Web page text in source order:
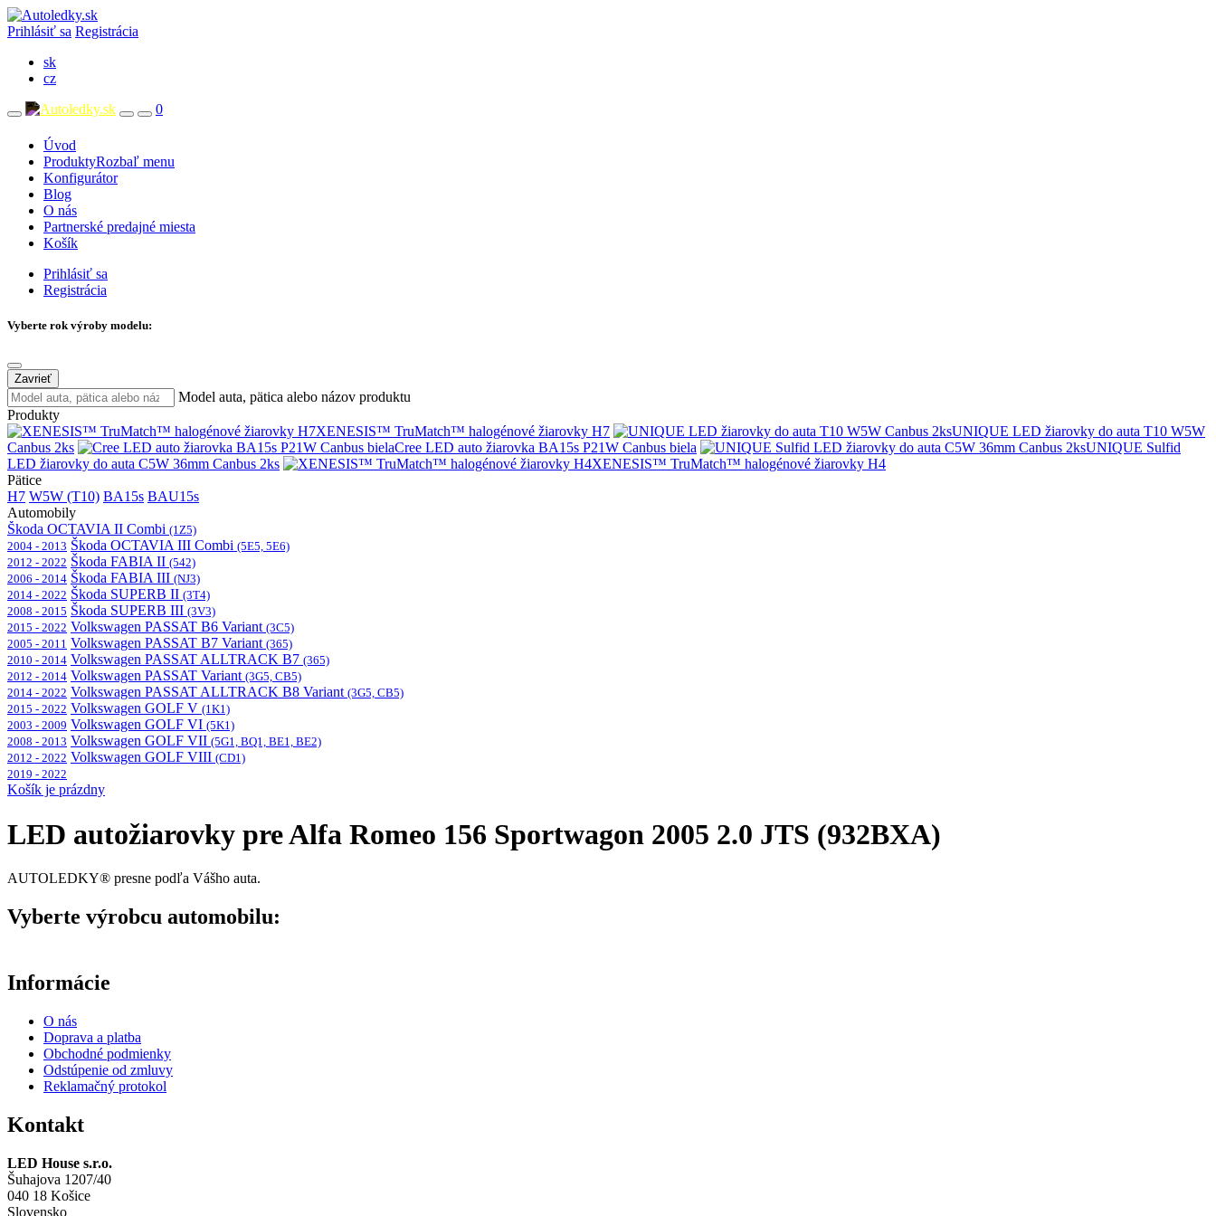
Prihlásiť sa Registrácia
sk
cz
0
Úvod
ProduktyRozbaľ menu
Konfigurátor
Blog
O nás
Partnerské predajné miesta
Košík
Prihlásiť sa
Registrácia
Vyberte rok výroby modelu:
Zavrieť
Model auta, pätica alebo názov produktu
Produkty
XENESIS™ TruMatch™ halogénové žiarovky H7
UNIQUE LED žiarovky do auta T10 W5W
Canbus 2ks
Cree LED auto žiarovka BA15s P21W Canbus biela
UNIQUE Sulfid
LED žiarovky do auta C5W 36mm Canbus 2ks
XENESIS™ TruMatch™ halogénové žiarovky H4
Pätice
H7 W5W (T10) BA15s BAU15s
Automobily
Škoda OCTAVIA II Combi (1Z5)
2004 - 2013 Škoda OCTAVIA III Combi (5E5, 5E6)
2012 - 2022 Škoda FABIA II (542)
2006 - 2014 Škoda FABIA III (NJ3)
2014 - 2022 Škoda SUPERB II (3T4)
2008 - 2015 Škoda SUPERB III (3V3)
2015 - 2022 Volkswagen PASSAT B6 Variant (3C5)
2005 - 2011 Volkswagen PASSAT B7 Variant (365)
2010 - 2014 Volkswagen PASSAT ALLTRACK B7 (365)
2012 - 2014 Volkswagen PASSAT Variant (3G5, CB5)
2014 - 2022 Volkswagen PASSAT ALLTRACK B8 Variant (3G5, CB5)
2015 - 2022 Volkswagen GOLF V (1K1)
2003 - 2009 Volkswagen GOLF VI (5K1)
2008 - 2013 Volkswagen GOLF VII (5G1, BQ1, BE1, BE2)
2012 - 2022 Volkswagen GOLF VIII (CD1)
2019 - 2022
Košík je prázdny
LED autožiarovky pre Alfa Romeo 156 Sportwagon 2005 2.0 JTS (932BXA)
AUTOLEDKY® presne podľa Vášho auta.
Vyberte výrobcu automobilu:
Informácie
O nás
Doprava a platba
Obchodné podmienky
Odstúpenie od zmluvy
Reklamačný protokol
Kontakt
LED House s.r.o.
Šuhajova 1207/40
040 18 Košice
Slovensko